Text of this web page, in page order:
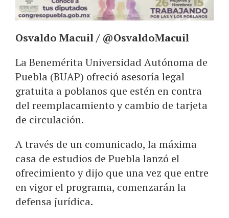
Osvaldo Macuil / @OsvaldoMacuil
La Benemérita Universidad Autónoma de
Puebla (BUAP) ofreció asesoría legal
gratuita a poblanos que estén en contra
del reemplacamiento y cambio de tarjeta
de circulación.
A través de un comunicado, la máxima
casa de estudios de Puebla lanzó el
ofrecimiento y dijo que una vez que entre
en vigor el programa, comenzarán la
defensa jurídica.